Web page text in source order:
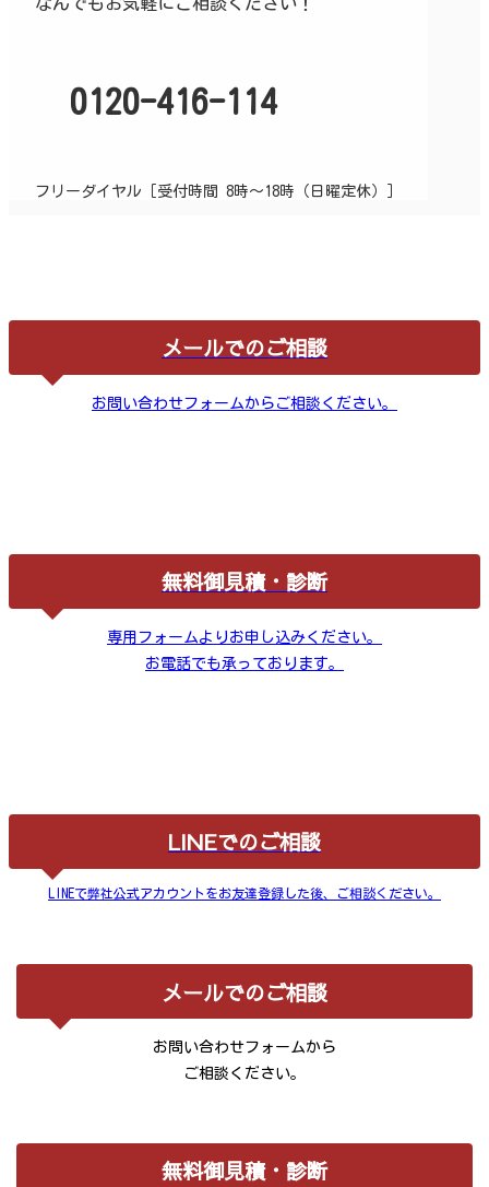
0120-416-114
フリーダイヤル［受付時間 8時～18時（日曜定休）］
メールでのご相談
お問い合わせフォームからご相談ください。
無料御見積・診断
専用フォームよりお申し込みください。
お電話でも承っております。
LINEでのご相談
LINEで弊社公式アカウントをお友達登録した後、ご相談ください。
メールでのご相談
お問い合わせフォームから
ご相談ください。
無料御見積・診断